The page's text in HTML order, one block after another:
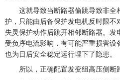
这就导致当断路器偷跳导致非全
护，只能由后备保护发电机反时限不
失灵保护动作后跳开相邻断路器。
受负序电流影响，有可能严重损害设
也为日后安全稳定运行埋下了隐患。
所以，正确配置发变组高压侧断